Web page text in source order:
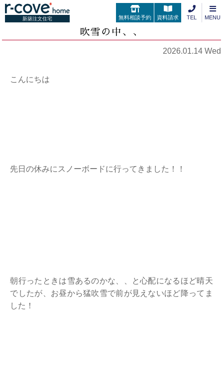
新築注文住宅 無料相談予約 資料請求 TEL MENU
吹雪の中、、
2026.01.14 Wed
こんにちは
先日の休みにスノーボードに行ってきました！！
朝行ったときは雪あるのかな、、と心配になるほど晴天
でしたが、お昼から猛吹雪で前が見えないほど降ってま
した！